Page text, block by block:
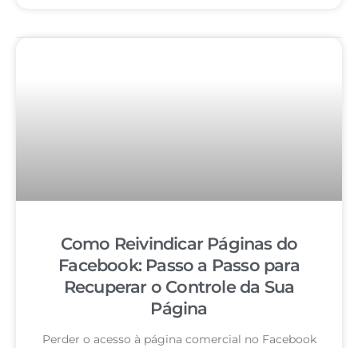
Como Reivindicar Páginas do
Facebook: Passo a Passo para
Recuperar o Controle da Sua
Página
Perder o acesso à página comercial no Facebook